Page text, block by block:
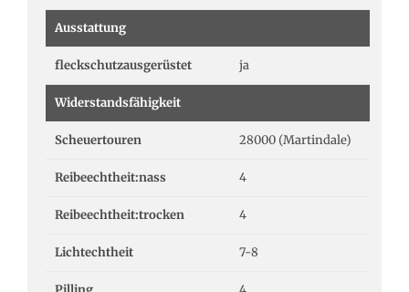
Ausstattung
fleckschutzausgerüstet ja
Widerstandsfähigkeit
Scheuertouren 28000 (Martindale)
Reibeechtheit:nass 4
Reibeechtheit:trocken 4
Lichtechtheit 7-8